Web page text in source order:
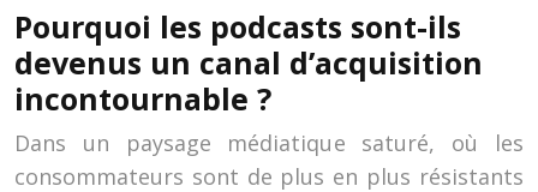
Pourquoi les podcasts sont-ils
devenus un canal d’acquisition
incontournable ?
Dans un paysage médiatique saturé, où les
consommateurs sont de plus en plus résistants